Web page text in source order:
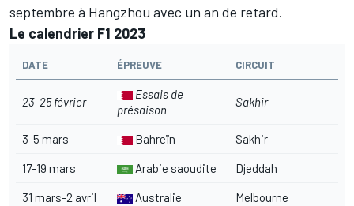
septembre à Hangzhou avec un an de retard.
Le calendrier F1 2023
DATE ÉPREUVE CIRCUIT
23-25 février
Essais de
présaison
Sakhir
3-5 mars Bahreïn Sakhir
17-19 mars Arabie saoudite Djeddah
31 mars-2 avril Australie Melbourne